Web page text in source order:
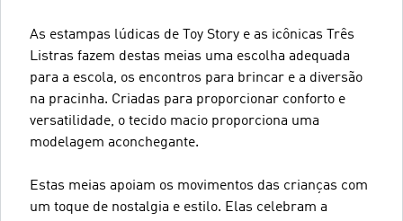
As estampas lúdicas de Toy Story e as icônicas Três
Listras fazem destas meias uma escolha adequada
para a escola, os encontros para brincar e a diversão
na pracinha. Criadas para proporcionar conforto e
versatilidade, o tecido macio proporciona uma
modelagem aconchegante.
Estas meias apoiam os movimentos das crianças com
um toque de nostalgia e estilo. Elas celebram a